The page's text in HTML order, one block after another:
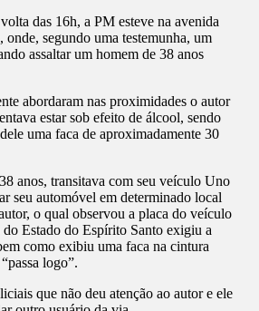
das 16h, a PM esteve na avenida
segundo uma testemunha, um
assaltar um homem de 38 anos
abordaram nas proximidades o autor
estar sob efeito de álcool, sendo
uma faca de aproximadamente 30
anos, transitava com seu veículo Uno
seu automóvel em determinado local
o qual observou a placa do veículo
do Estado do Espírito Santo exigiu a
como exibiu uma faca na cintura
logo”.
que não deu atenção ao autor e ele